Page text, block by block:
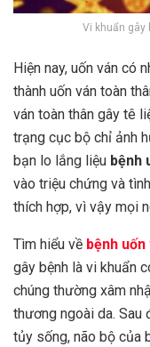
Vi khuẩn gây
Hiện nay, uốn ván có
thành uốn ván toàn
ván toàn thân gây tê
trạng cục bộ chỉ ảnh
bạn lo lắng liệu bệnh
vào triệu chứng và
thích hợp, vì vậy mọi
Tìm hiểu về bệnh uốn
gây bệnh là vi khuẩn
chúng thường xâm
thương ngoài da. Sau
tủy sống, não bộ của